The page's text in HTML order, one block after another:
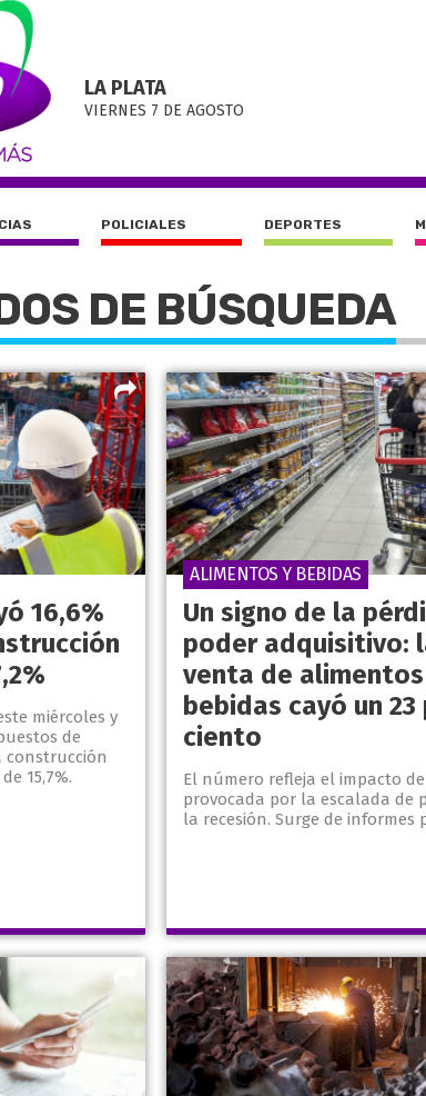
LA PLATA
VIERNES 7 DE AGOSTO
POLICIALES DEPORTES
DE BÚSQUEDA
16,6%
miércoles y
de
construcción
15,7%.
Un signo de la
poder adquisitivo:
venta de
bebidas cayó un 23
ciento
El número refleja el impacto
provocada por la escalada de
la recesión. Surge de informes
ALIMENTOS Y BEBIDAS